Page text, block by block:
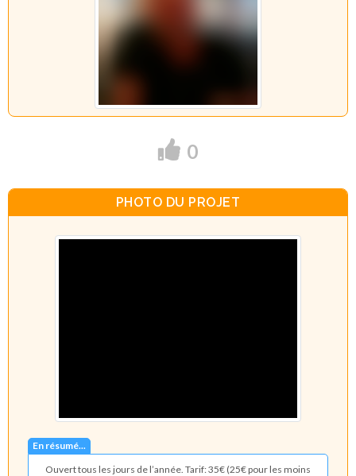
0
PHOTO DU PROJET
En résumé...
Ouvert tous les jours de l’année. Tarif: 35€ (25€ pour les moins